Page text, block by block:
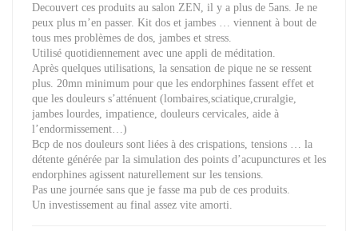
Decouvert ces produits au salon ZEN, il y a plus de 5ans. Je ne
peux plus m’en passer. Kit dos et jambes … viennent à bout de
tous mes problèmes de dos, jambes et stress.
Utilisé quotidiennement avec une appli de méditation.
Après quelques utilisations, la sensation de pique ne se ressent
plus. 20mn minimum pour que les endorphines fassent effet et
que les douleurs s’atténuent (lombaires,sciatique,cruralgie,
jambes lourdes, impatience, douleurs cervicales, aide à
l’endormissement…)
Bcp de nos douleurs sont liées à des crispations, tensions … la
détente générée par la simulation des points d’acupunctures et les
endorphines agissent naturellement sur les tensions.
Pas une journée sans que je fasse ma pub de ces produits.
Un investissement au final assez vite amorti.